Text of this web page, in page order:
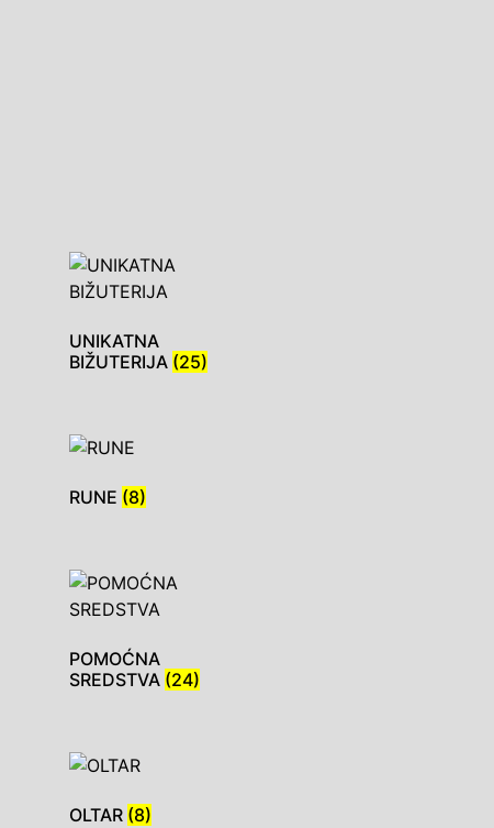
UNIKATNA
BIŽUTERIJA (25)
RUNE (8)
POMOĆNA
SREDSTVA (24)
OLTAR (8)